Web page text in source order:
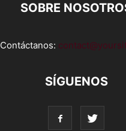
SOBRE
Contáctanos:
SÍGUENOS